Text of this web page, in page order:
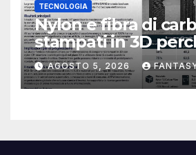
TECNOLOGIA
Nylon e fibra di
stampati in 3D
resistenza agli urti
dal processo
AGOSTO 5, 2026